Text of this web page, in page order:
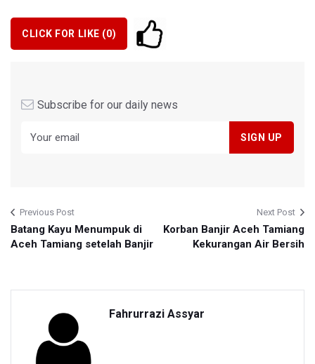
CLICK FOR LIKE (0)
Subscribe for our daily news
Previous Post
Batang Kayu Menumpuk di
Aceh Tamiang setelah Banjir
Next Post
Korban Banjir Aceh Tamiang
Kekurangan Air Bersih
Fahrurrazi Assyar